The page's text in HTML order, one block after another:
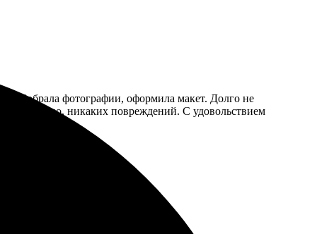
Собрала фотографии, оформила макет. Долго не
аккуратно, никаких повреждений. С удовольствием